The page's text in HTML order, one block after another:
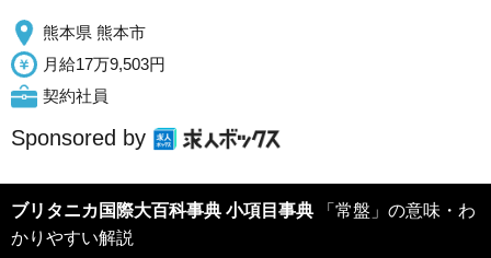
熊本県 熊本市
月給17万9,503円
契約社員
Sponsored by
ブリタニカ国際大百科事典 小項目事典
かりやすい解説